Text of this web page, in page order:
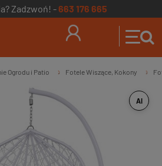
Zadzwoń! -663 176 665
Ogrodu i Patio » Fotele Wiszące, Kokony »
AI